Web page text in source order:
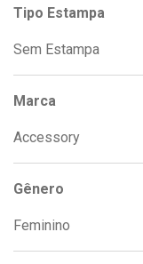
Tipo Estampa
Sem Estampa
Marca
Accessory
Gênero
Feminino